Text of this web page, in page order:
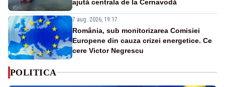
ajută centrala de la Cernavodă
7 aug. 2026, 19:17
România, sub monitorizarea Comisiei
Europene din cauza crizei energetice. Ce
cere Victor Negrescu
POLITICA